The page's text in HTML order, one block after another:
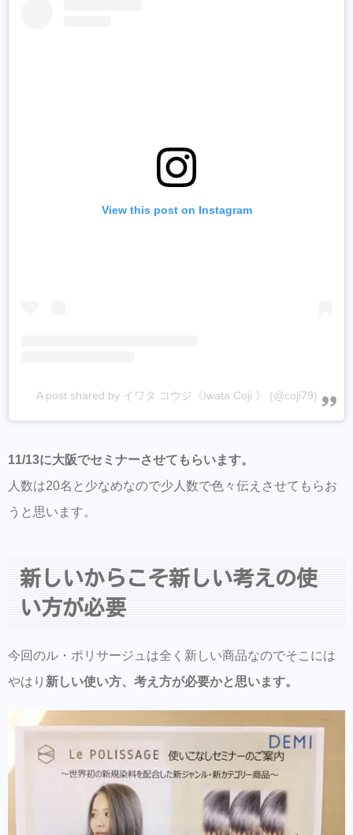
View this post on Instagram
A post shared by イワタ コウジ《Iwata Coji 》 (@coji79)
11/13に大阪でセミナーさせてもらいます。
人数は20名と少なめなので少人数で色々伝えさせてもらお
うと思います。
新しいからこそ新しい考えの使
い方が必要
今回のル・ポリサージュは全く新しい商品なのでそこには
やはり 新しい使い方、考え方が必要かと思います。